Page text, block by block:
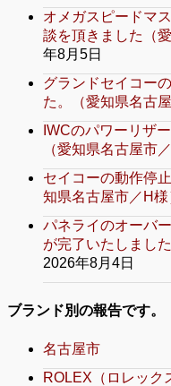
オメガスピードマ
談を頂きました（
年8月5日
グランドセイコー
た。（愛知県名古
IWCのパワーリザ
（愛知県名古屋市
セイコーの動作停
知県名古屋市／H様
パネライのオーバ
が完了いたしまし
2026年8月4日
ブランド別の報告です。
名古屋市
ROLEX（ロレック